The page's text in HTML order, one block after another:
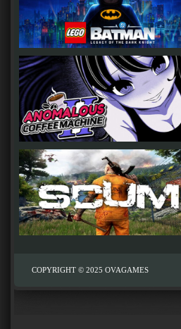
COPYRIGHT © 2025 OVAGAMES